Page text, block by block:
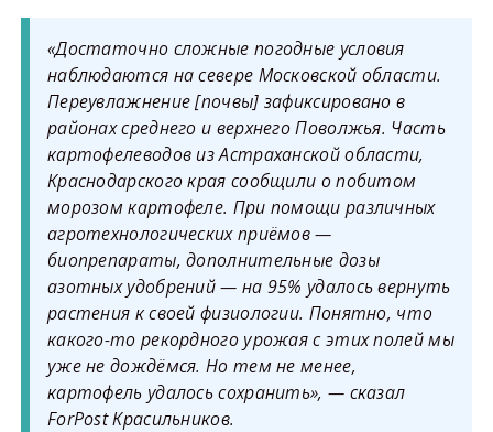
«Достаточно сложные погодные условия
наблюдаются на севере Московской области.
Переувлажнение [почвы] зафиксировано в
районах среднего и верхнего Поволжья. Часть
картофелеводов из Астраханской области,
Краснодарского края сообщили о побитом
морозом картофеле. При помощи различных
агротехнологических приёмов —
биопрепараты, дополнительные дозы
азотных удобрений — на 95% удалось вернуть
растения к своей физиологии. Понятно, что
какого-то рекордного урожая с этих полей мы
уже не дождёмся. Но тем не менее,
картофель удалось сохранить», — сказал
ForPost Красильников.